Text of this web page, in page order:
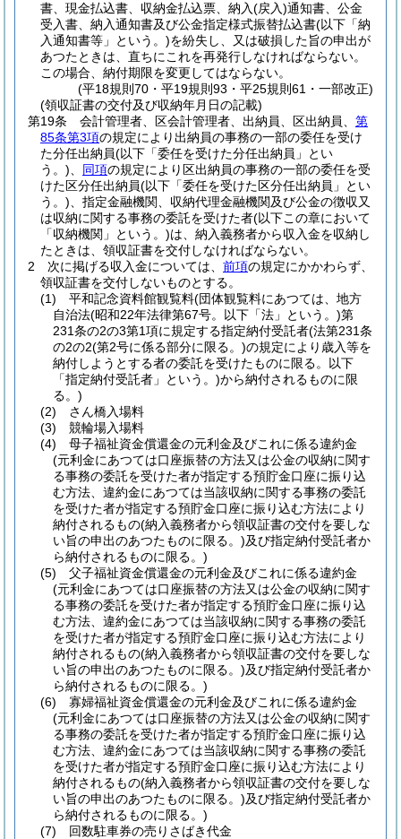
書、現金払込書、収納金払込票、納入(戻入)通知書、公金
受入書、納入通知書及び公金指定様式振替払込書(以下「納
入通知書等」という。)を紛失し、又は破損した旨の申出が
あつたときは、直ちにこれを再発行しなければならない。
この場合、納付期限を変更してはならない。
(平18規則70・平19規則93・平25規則61・一部改正)
(領収証書の交付及び収納年月日の記載)
第19条
会計管理者、区会計管理者、出納員、区出納員、 第
85条第3項の規定により出納員の事務の一部の委任を受け
た分任出納員(以下「委任を受けた分任出納員」とい
う。)
同項の規定により区出納員の事務の一部の委任を受
けた区分任出納員(以下「委任を受けた区分任出納員」とい
う。) 、指定金融機関、収納代理金融機関及び公金の徴収又
は収納に関する事務の委託を受けた者(以下この章において
「収納機関」という。)は、納入義務者から収入金を収納し
たときは、領収証書を交付しなければならない。
2
次に掲げる収入金については、 前項の規定にかかわらず、
領収証書を交付しないものとする。
(1)
平和記念資料館観覧料(団体観覧料にあつては、地方
自治法(昭和22年法律第67号。以下「法」という。)第
231条の2の3第1項に規定する指定納付受託者(法第231条
の2の2(第2号に係る部分に限る。)の規定により歳入等を
納付しようとする者の委託を受けたものに限る。以下
「指定納付受託者」という。)から納付されるものに限
る。)
(2)
さん橋入場料
(3)
競輪場入場料
(4)
母子福祉資金償還金の元利金及びこれに係る違約金
(元利金にあつては口座振替の方法又は公金の収納に関す
る事務の委託を受けた者が指定する預貯金口座に振り込
む方法、違約金にあつては当該収納に関する事務の委託
を受けた者が指定する預貯金口座に振り込む方法により
納付されるもの(納入義務者から領収証書の交付を要しな
い旨の申出のあつたものに限る。)及び指定納付受託者か
ら納付されるものに限る。)
(5)
父子福祉資金償還金の元利金及びこれに係る違約金
(元利金にあつては口座振替の方法又は公金の収納に関す
る事務の委託を受けた者が指定する預貯金口座に振り込
む方法、違約金にあつては当該収納に関する事務の委託
を受けた者が指定する預貯金口座に振り込む方法により
納付されるもの(納入義務者から領収証書の交付を要しな
い旨の申出のあつたものに限る。)及び指定納付受託者か
ら納付されるものに限る。)
(6)
寡婦福祉資金償還金の元利金及びこれに係る違約金
(元利金にあつては口座振替の方法又は公金の収納に関す
る事務の委託を受けた者が指定する預貯金口座に振り込
む方法、違約金にあつては当該収納に関する事務の委託
を受けた者が指定する預貯金口座に振り込む方法により
納付されるもの(納入義務者から領収証書の交付を要しな
い旨の申出のあつたものに限る。)及び指定納付受託者か
ら納付されるものに限る。)
(7)
回数駐車券の売りさばき代金